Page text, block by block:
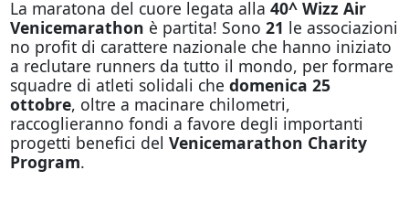
La maratona del cuore legata alla 40^ Wizz Air
Venicemarathon è partita! Sono 21 le associazioni
no profit di carattere nazionale che hanno iniziato
a reclutare runners da tutto il mondo, per formare
squadre di atleti solidali che domenica 25
ottobre, oltre a macinare chilometri,
raccoglieranno fondi a favore degli importanti
progetti benefici del Venicemarathon Charity
Program.